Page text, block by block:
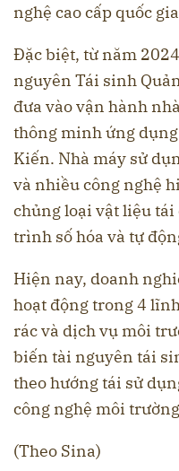
nghệ cao cấp quốc
Đặc biệt, từ năm
nguyên Tái sinh
đưa vào vận hành
thông minh ứng
Kiến. Nhà máy sử
và nhiều công nghệ
chủng loại vật liệu tái
trình số hóa và tự
Hiện nay, doanh
hoạt động trong 4
rác và dịch vụ môi
biến tài nguyên tái
theo hướng tái sử
công nghệ môi
(Theo Sina)